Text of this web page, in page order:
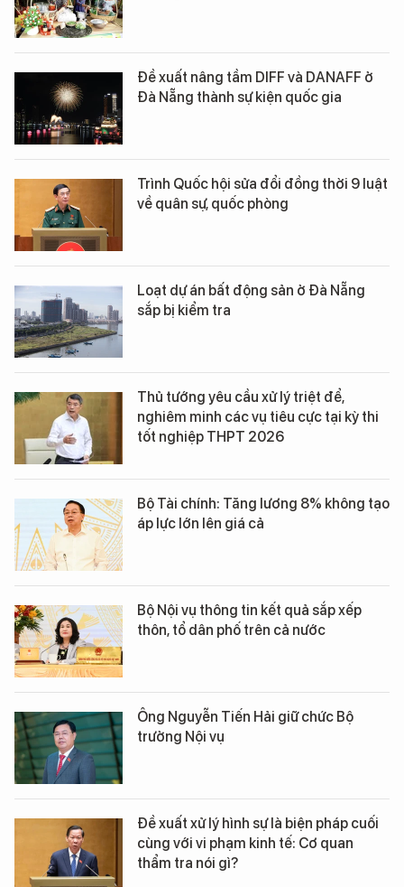
Đề xuất nâng tầm DIFF và DANAFF ở
Đà Nẵng thành sự kiện quốc gia
Trình Quốc hội sửa đổi đồng thời 9 luật
về quân sự, quốc phòng
Loạt dự án bất động sản ở Đà Nẵng
sắp bị kiểm tra
Thủ tướng yêu cầu xử lý triệt để,
nghiêm minh các vụ tiêu cực tại kỳ thi
tốt nghiệp THPT 2026
Bộ Tài chính: Tăng lương 8% không tạo
áp lực lớn lên giá cả
Bộ Nội vụ thông tin kết quả sắp xếp
thôn, tổ dân phố trên cả nước
Ông Nguyễn Tiến Hải giữ chức Bộ
trưởng Nội vụ
Đề xuất xử lý hình sự là biện pháp cuối
cùng với vi phạm kinh tế: Cơ quan
thẩm tra nói gì?